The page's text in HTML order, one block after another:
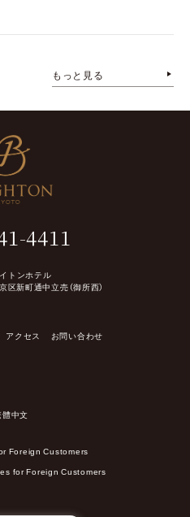
もっと見る
4411
トンホテル
新町通中立売（御所西）
アクセス お問い合わせ
體中文
Foreign Customers
for Foreign Customers